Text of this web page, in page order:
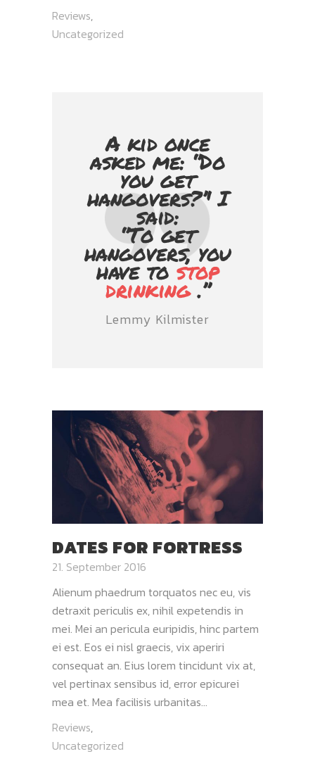
Reviews,
Uncategorized
A kid once
asked me: ‘’Do
you get
hangovers?’' I
said:
‘’To get
hangovers, you
have tostop
drinking.’’
Lemmy Kilmister
DATES FOR FORTRESS
21. September 2016
Alienum phaedrum torquatos nec eu, vis
detraxit periculis ex, nihil expetendis in
mei. Mei an pericula euripidis, hinc partem
ei est. Eos ei nisl graecis, vix aperiri
consequat an. Eius lorem tincidunt vix at,
vel pertinax sensibus id, error epicurei
mea et. Mea facilisis urbanitas...
Reviews,
Uncategorized